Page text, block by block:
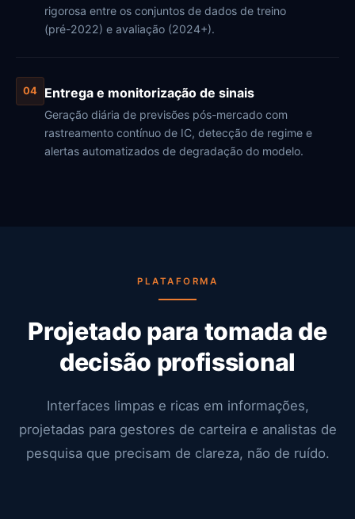
rigorosa entre os conjuntos de dados de treino
(pré-2022) e avaliação (2024+).
04 Entrega e monitorização de sinais
Geração diária de previsões pós-mercado com
rastreamento contínuo de IC, detecção de regime e
alertas automatizados de degradação do modelo.
PLATAFORMA
Projetado para tomada de
decisão profissional
Interfaces limpas e ricas em informações,
projetadas para gestores de carteira e analistas de
pesquisa que precisam de clareza, não de ruído.